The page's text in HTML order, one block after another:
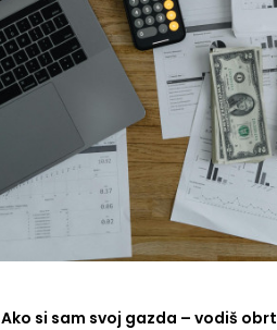
Ako si sam svoj gazda – vodiš